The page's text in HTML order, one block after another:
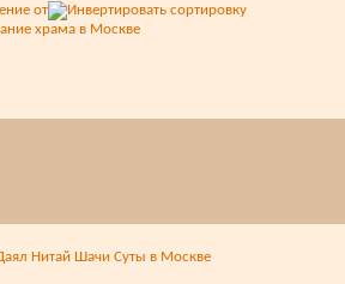
от
храма в Москве
Нитай Шачи Суты в Москве